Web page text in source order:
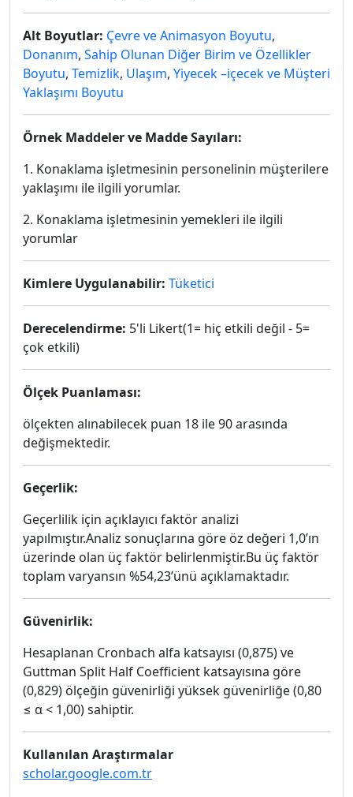
Alt Boyutlar: Çevre ve Animasyon Boyutu,
Donanım, Sahip Olunan Diğer Birim ve Özellikler
Boyutu, Temizlik, Ulaşım, Yiyecek –içecek ve Müşteri
Yaklaşımı Boyutu
Örnek Maddeler ve Madde Sayıları:
1. Konaklama işletmesinin personelinin müşterilere
yaklaşımı ile ilgili yorumlar.
2. Konaklama işletmesinin yemekleri ile ilgili
yorumlar
Kimlere Uygulanabilir: Tüketici
Derecelendirme: 5'li Likert(1= hiç etkili değil - 5=
çok etkili)
Ölçek Puanlaması:
ölçekten alınabilecek puan 18 ile 90 arasında
değişmektedir.
Geçerlik:
Geçerlilik için açıklayıcı faktör analizi
yapılmıştır.Analiz sonuçlarına göre öz değeri 1,0’ın
üzerinde olan üç faktör belirlenmiştir.Bu üç faktör
toplam varyansın %54,23’ünü açıklamaktadır.
Güvenirlik:
Hesaplanan Cronbach alfa katsayısı (0,875) ve
Guttman Split Half Coefficient katsayısına göre
(0,829) ölçeğin güvenirliği yüksek güvenirliğe (0,80
≤ α < 1,00) sahiptir.
Kullanılan Araştırmalar
scholar.google.com.tr